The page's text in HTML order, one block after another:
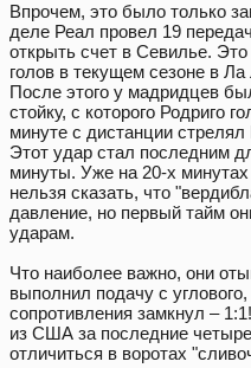
Впрочем, это было только
деле Реал провел 19
открыть счет в Севилье.
голов в текущем сезоне в Ла
После этого у мадридцев
стойку, с которого Родриго
минуте с дистанции
Этот удар стал последним
минуты. Уже на 20-х
нельзя сказать, что
давление, но первый тайм
ударам.
Что наиболее важно, они
выполнил подачу с
сопротивления замкнул –
из США за последние
отличиться в воротах